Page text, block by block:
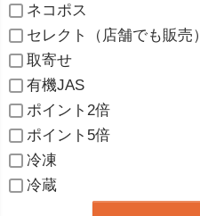
ネコポス
セレクト（店舗でも販売）
取寄せ
有機JAS
ポイント2倍
ポイント5倍
冷凍
冷蔵